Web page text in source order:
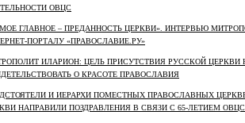
ОВЦС
ГЛАВНОЕ – ПРЕДАННОСТЬ ЦЕРКВИ». ИНТЕРВЬЮ
ПОРТАЛУ «ПРАВОСЛАВИЕ.РУ»
ИЛАРИОН: ЦЕЛЬ ПРИСУТСТВИЯ РУССКОЙ ЦЕРКВИ
О КРАСОТЕ ПРАВОСЛАВИЯ
И ИЕРАРХИ ПОМЕСТНЫХ ПРАВОСЛАВНЫХ
НАПРАВИЛИ ПОЗДРАВЛЕНИЯ В СВЯЗИ С 65-ЛЕТИЕМ